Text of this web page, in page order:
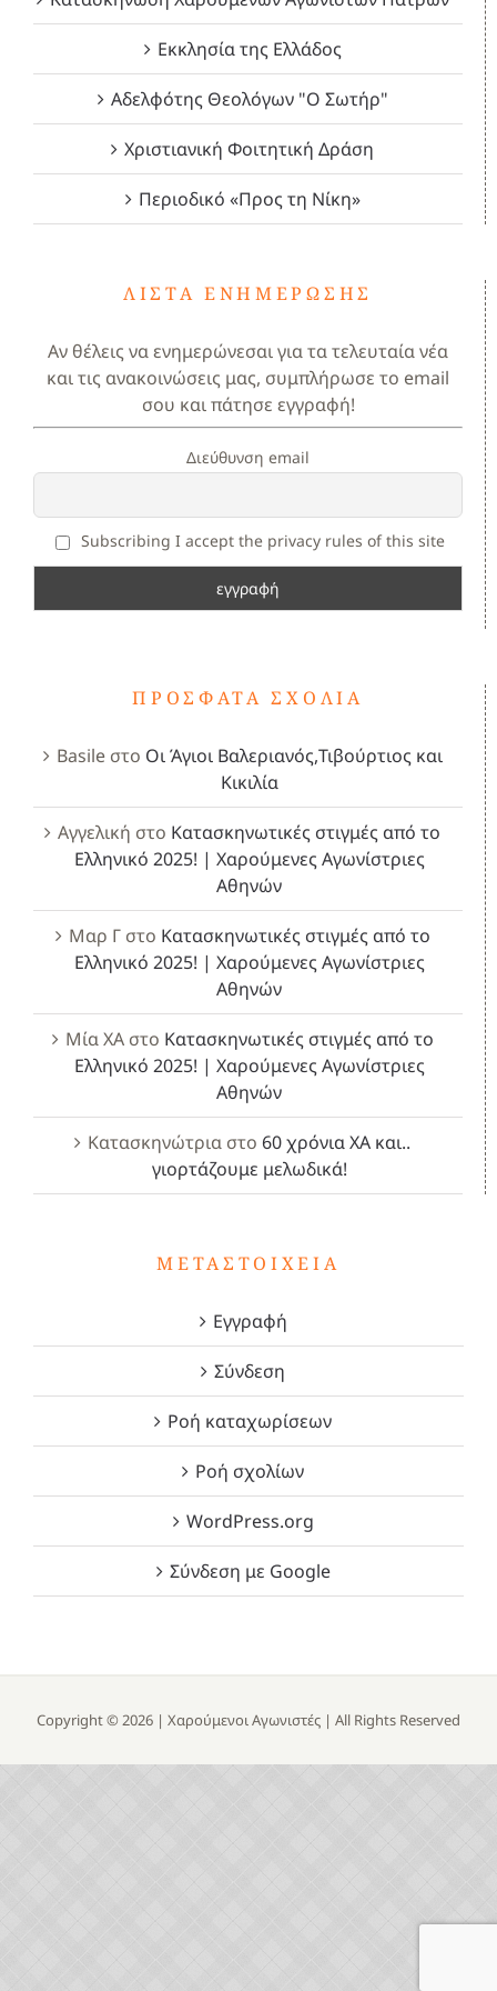
Εκκλησία της Ελλάδος
Αδελφότης Θεολόγων "Ο Σωτήρ"
Χριστιανική Φοιτητική Δράση
Περιοδικό «Προς τη Νίκη»
ΛΊΣΤΑ ΕΝΗΜΈΡΩΣΗΣ
Αν θέλεις να ενημερώνεσαι για τα τελευταία νέα
και τις ανακοινώσεις μας, συμπλήρωσε το email
σου και πάτησε εγγραφή!
Διεύθυνση email
Subscribing I accept the privacy rules of this site
ΠΡΌΣΦΑΤΑ ΣΧΌΛΙΑ
Basileστο Οι Άγιοι Βαλεριανός,Τιβούρτιος και
Κικιλία
Αγγελική στο Κατασκηνωτικές στιγμές από το
Ελληνικό 2025! | Χαρούμενες Αγωνίστριες
Αθηνών
Μαρ Γστο Κατασκηνωτικές στιγμές από το
Ελληνικό 2025! | Χαρούμενες Αγωνίστριες
Αθηνών
Μία ΧΑστο Κατασκηνωτικές στιγμές από το
Ελληνικό 2025! | Χαρούμενες Αγωνίστριες
Αθηνών
Κατασκηνώτρια στο 60 χρόνια ΧΑ και..
γιορτάζουμε μελωδικά!
ΜΕΤΑΣΤΟΙΧΕΊΑ
Εγγραφή
Σύνδεση
Ροή καταχωρίσεων
Ροή σχολίων
WordPress.org
Σύνδεση με Google
Copyright © 2026 | Χαρούμενοι Αγωνιστές | All Rights Reserved